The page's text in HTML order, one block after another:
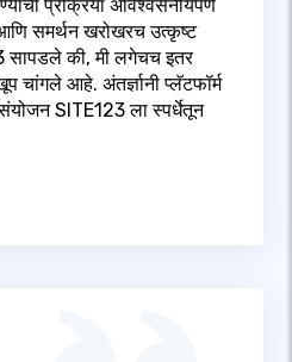
प्रक्रिया अविश्वसनीयपणे
समर्थन खरोखरच उत्कृष्ट
सापडले की, मी लगेचच इतर
चांगले आहे. अंतर्ज्ञानी प्लॅटफॉर्म
SITE123 ला स्पर्धेतून